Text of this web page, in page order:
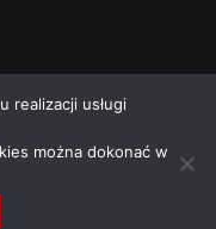
realizacji usługi
można dokonać w